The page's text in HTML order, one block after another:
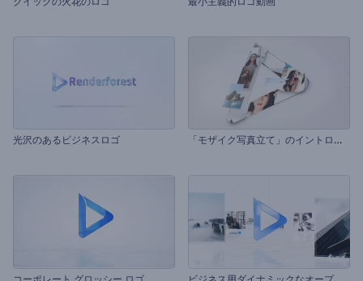
光沢のあるビジネスロゴ 「
モザイク写真立て」のイントロ動画
コーポレート グロッシー ロゴ ビ
ジネス用ダイナミックなオープニング